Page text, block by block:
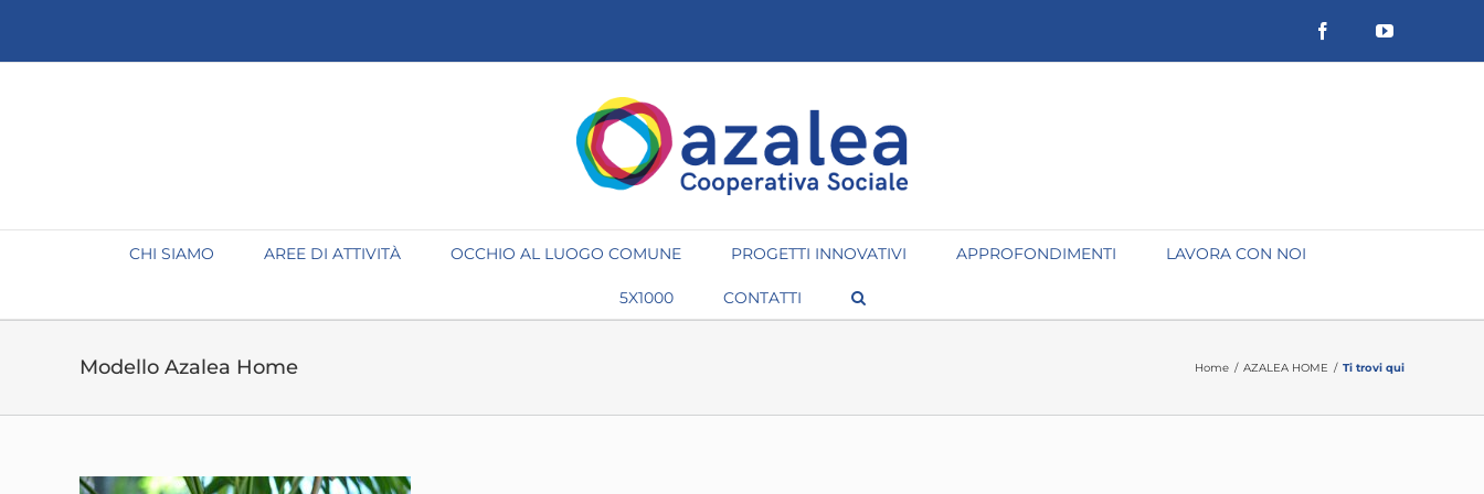
contenuto
FacebookYouTube
CHI SIAMO AREE DI ATTIVITÀ OCCHIO AL LUOGO COMUNE PROGETTI INNOVATIVI APPROFONDIMENTI LAVORA CON NOI
5X1000 CONTATTI
Modello Azalea Home Home / AZALEA HOME / Ti trovi qui